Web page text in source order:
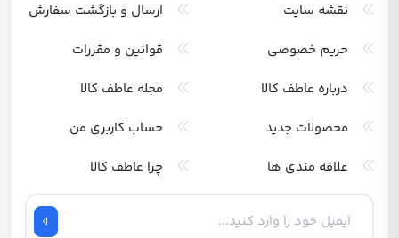
نقشه سایت
ارسال و بازگشت سفارش
حریم خصوصی
قوانین و مقررات
درباره عاطف کالا
مجله عاطف کالا
محصولات جدید
حساب کاربری من
علاقه مندی ها
چرا عاطف کالا